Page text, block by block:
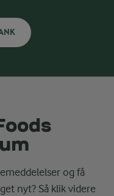
og få
nyt? Så klik videre